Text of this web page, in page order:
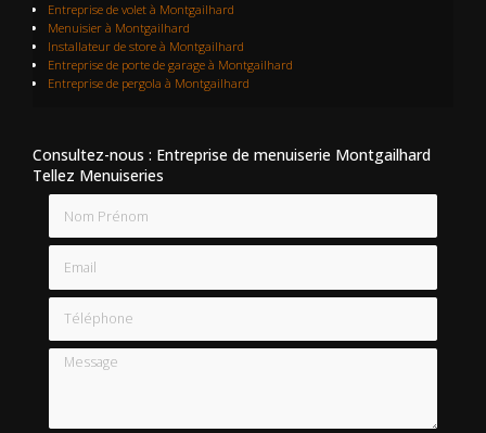
Entreprise de volet à Montgailhard
Menuisier à Montgailhard
Installateur de store à Montgailhard
Entreprise de porte de garage à Montgailhard
Entreprise de pergola à Montgailhard
Consultez-nous : Entreprise de menuiserie Montgailhard
Tellez Menuiseries
Nom Prénom
Téléphone
Message